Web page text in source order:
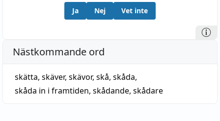
Ja Nej Vet inte
Nästkommande ord
skätta, skäver, skävor, skå, skåda,
skåda in i framtiden, skådande, skådare